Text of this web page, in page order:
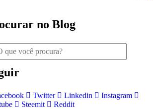
no Blog
Twitter Linkedin
Instagram
Steemit Reddit